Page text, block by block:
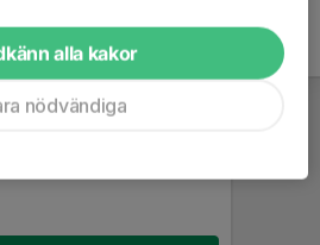
alla kakor
nödvändiga